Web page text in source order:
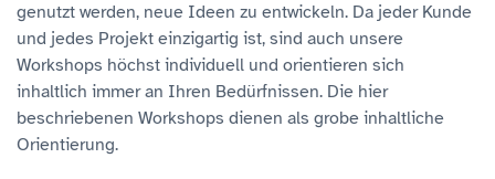
genutzt werden, neue Ideen zu entwickeln. Da jeder Kunde
und jedes Projekt einzigartig ist, sind auch unsere
Workshops höchst individuell und orientieren sich
inhaltlich immer an Ihren Bedürfnissen. Die hier
beschriebenen Workshops dienen als grobe inhaltliche
Orientierung.